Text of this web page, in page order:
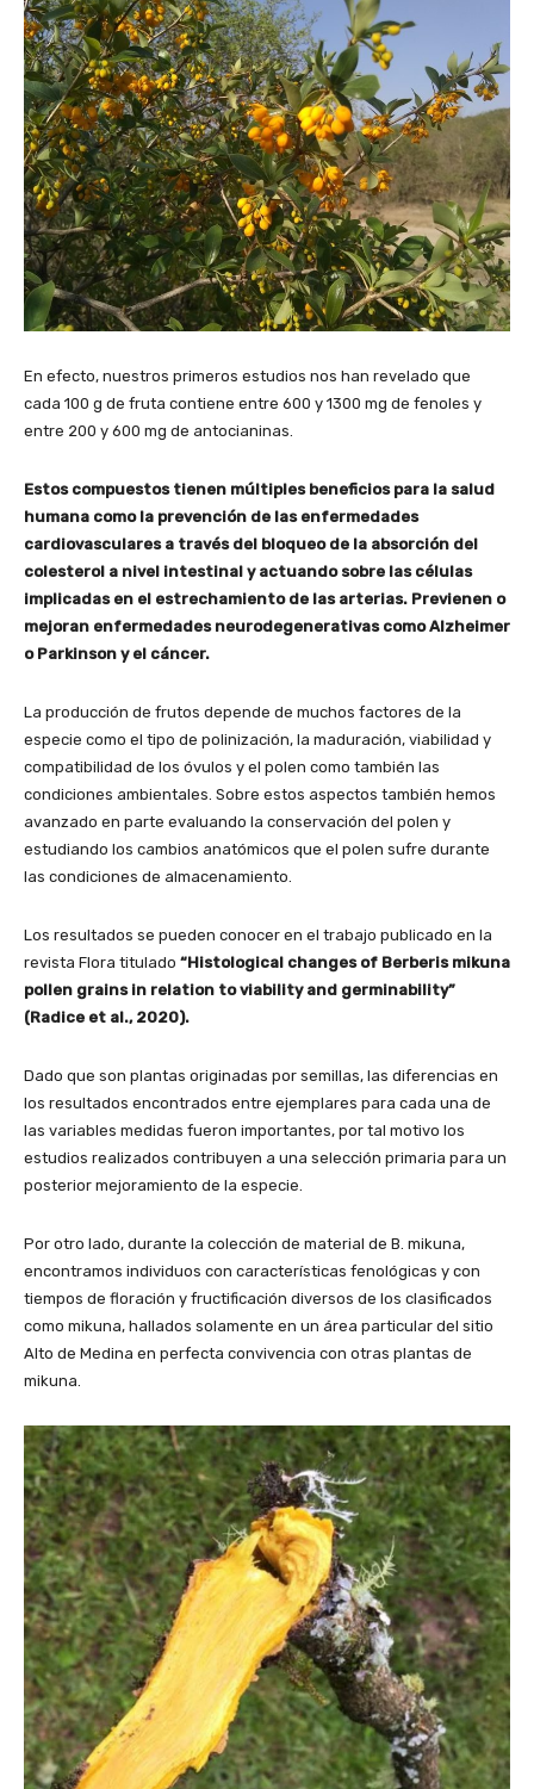
En efecto, nuestros primeros estudios nos han revelado que
cada 100 g de fruta contiene entre 600 y 1300 mg de fenoles y
entre 200 y 600 mg de antocianinas.
Estos compuestos tienen múltiples beneficios para la salud
humana como la prevención de las enfermedades
cardiovasculares a través del bloqueo de la absorción del
colesterol a nivel intestinal y actuando sobre las células
implicadas en el estrechamiento de las arterias. Previenen o
mejoran enfermedades neurodegenerativas como Alzheimer
o Parkinson y el cáncer.
La producción de frutos depende de muchos factores de la
especie como el tipo de polinización, la maduración, viabilidad y
compatibilidad de los óvulos y el polen como también las
condiciones ambientales. Sobre estos aspectos también hemos
avanzado en parte evaluando la conservación del polen y
estudiando los cambios anatómicos que el polen sufre durante
las condiciones de almacenamiento.
Los resultados se pueden conocer en el trabajo publicado en la
revista Flora titulado “Histological changes of Berberis mikuna
pollen grains in relation to viability and germinability”
(Radice et al., 2020).
Dado que son plantas originadas por semillas, las diferencias en
los resultados encontrados entre ejemplares para cada una de
las variables medidas fueron importantes, por tal motivo los
estudios realizados contribuyen a una selección primaria para un
posterior mejoramiento de la especie.
Por otro lado, durante la colección de material de B. mikuna,
encontramos individuos con características fenológicas y con
tiempos de floración y fructificación diversos de los clasificados
como mikuna, hallados solamente en un área particular del sitio
Alto de Medina en perfecta convivencia con otras plantas de
mikuna.